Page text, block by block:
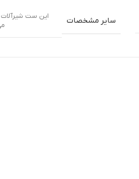
سایر مشخصات
این ست